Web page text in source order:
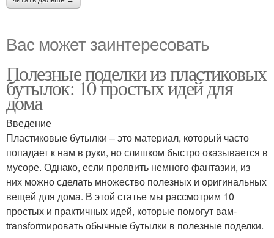
Вас может заинтересовать
Полезные поделки из пластиковых
бутылок: 10 простых идей для
дома
Введение
Пластиковые бутылки – это материал, который часто
попадает к нам в руки, но слишком быстро оказывается в
мусоре. Однако, если проявить немного фантазии, из
них можно сделать множество полезных и оригинальных
вещей для дома. В этой статье мы рассмотрим 10
простых и практичных идей, которые помогут вам-
transformировать обычные бутылки в полезные поделки.